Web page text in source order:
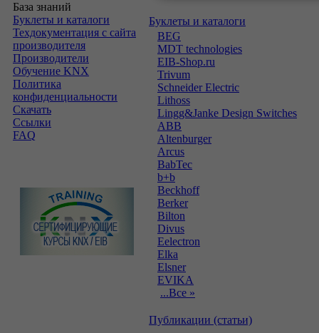
База знаний
Буклеты и каталоги
Техдокументация с сайта
производителя
Производители
Обучение KNX
Политика
конфиденциальности
Скачать
Ссылки
FAQ
Буклеты и каталоги
BEG
MDT technologies
EIB-Shop.ru
Trivum
Schneider Electric
Lithoss
Lingg&Janke Design Switches
ABB
Altenburger
Arcus
BabTec
b+b
Beckhoff
Berker
Bilton
Divus
Eelectron
Elka
Elsner
EVIKA
...Все »
Публикации (статьи)